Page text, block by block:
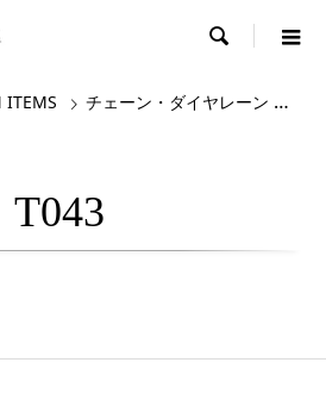

ITEMS チェーン・ダイヤレーン
T043